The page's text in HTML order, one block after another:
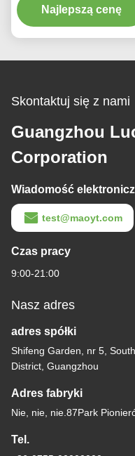
Przenośna torba
izolacyjna do ciasta
Najlepszą cenę
Skontaktuj się z nami
Guangzhou
Corporation
Wiadomość
test@maoyt.com
Czas pracy
9:00-21:00
Nasz adres
adres spółki
Shifeng Garden, nr 5,
District, Guangzhou
Adres fabryki
Nie, nie, nie.87Park
Tel.